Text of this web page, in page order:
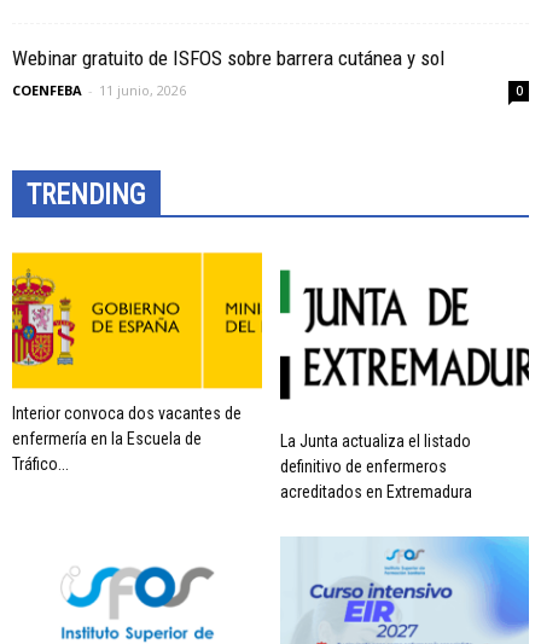
Webinar gratuito de ISFOS sobre barrera cutánea y sol
COENFEBA - 11 junio, 2026 0
TRENDING
Interior convoca dos vacantes de
enfermería en la Escuela de
Tráfico...
La Junta actualiza el listado
definitivo de enfermeros
acreditados en Extremadura